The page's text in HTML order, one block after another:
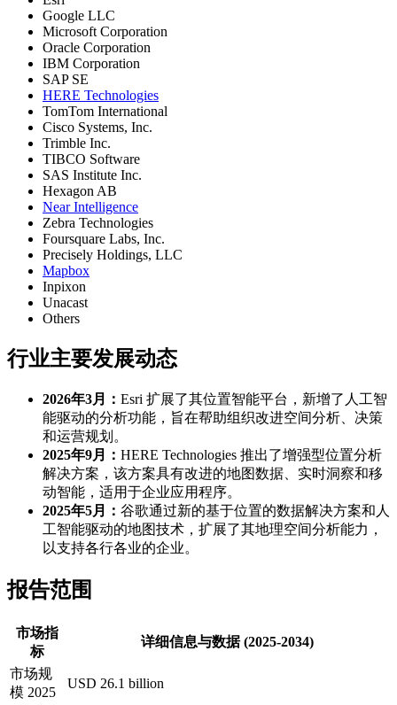
Google LLC
Microsoft Corporation
Oracle Corporation
IBM Corporation
SAP SE
HERE Technologies
TomTom International
Cisco Systems, Inc.
Trimble Inc.
TIBCO Software
SAS Institute Inc.
Hexagon AB
Near Intelligence
Zebra Technologies
Foursquare Labs, Inc.
Precisely Holdings, LLC
Mapbox
Inpixon
Unacast
Others
行业主要发展动态
2026年3月： Esri 扩展了其位置智能平台，新增了人工智
能驱动的分析功能，旨在帮助组织改进空间分析、决策
和运营规划。
2025年9月： HERE Technologies 推出了增强型位置分析
解决方案，该方案具有改进的地图数据、实时洞察和移
动智能，适用于企业应用程序。
2025年5月： 谷歌通过新的基于位置的数据解决方案和人
工智能驱动的地图技术，扩展了其地理空间分析能力，
以支持各行各业的企业。
报告范围
市场指
标
详细信息与数据 (2025-2034)
市场规
模 2025
USD 26.1 billion